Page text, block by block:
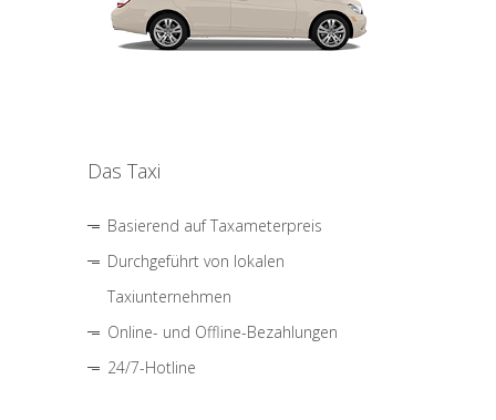
Das Taxi
Basierend auf Taxameterpreis
Durchgeführt von lokalen
Taxiunternehmen
Online- und Offline-Bezahlungen
24/7-Hotline